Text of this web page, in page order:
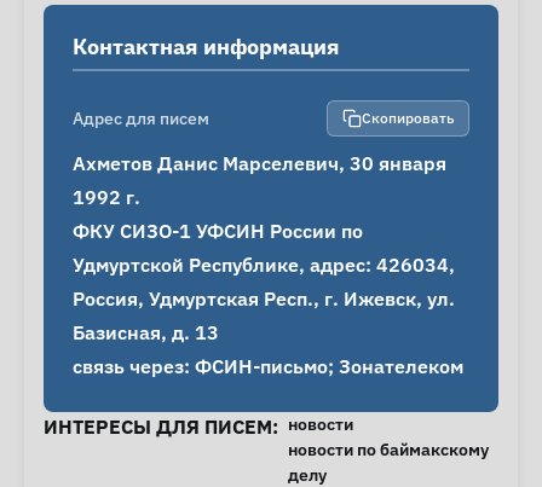
Контактная информация
Адрес для писем Скопировать
Ахметов Данис Марселевич, 30 января
1992 г.
ФКУ СИЗО-1 УФСИН России по
Удмуртской Республике, адрес: 426034,
Россия, Удмуртская Респ., г. Ижевск, ул.
Базисная, д. 13
связь через: ФСИН-письмо; Зонателеком
ИНТЕРЕСЫ ДЛЯ ПИСЕМ: новости
новости по баймакскому
делу